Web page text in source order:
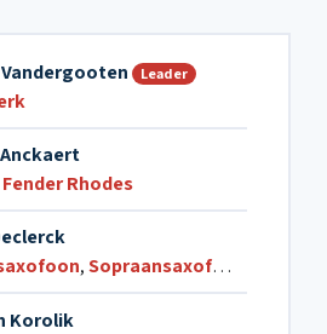
Leader
Fender Rhodes
,Sopraansaxofoon
Korolik